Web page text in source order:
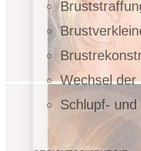
Wechsel der
Schlupf-